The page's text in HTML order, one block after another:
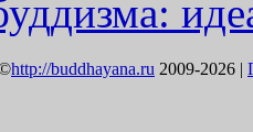
http://buddhayana.ru 2009-2026 |